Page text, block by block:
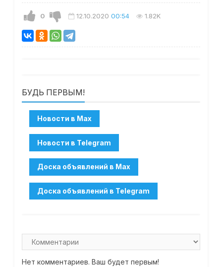
0 12.10.2020 00:54 1.82K
БУДЬ ПЕРВЫМ!
Нет комментариев. Ваш будет первым!